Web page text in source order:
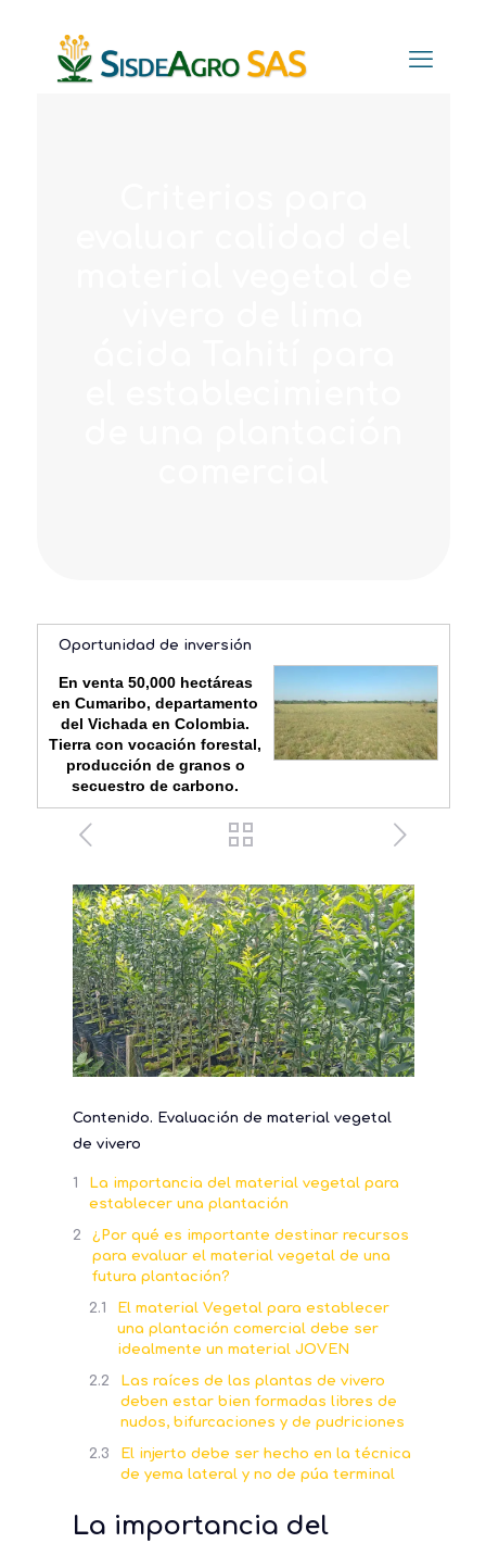
Oportunidad de inversión
En venta 50,000 hectáreas
en Cumaribo, departamento
del Vichada en Colombia.
Tierra con vocación forestal,
producción de granos o
secuestro de carbono.
Contenido. Evaluación de material vegetal
de vivero
La importancia del material vegetal para
establecer una plantación
¿Por qué es importante destinar recursos
para evaluar el material vegetal de una
futura plantación?
El material Vegetal para establecer
una plantación comercial debe ser
idealmente un material JOVEN
Las raíces de las plantas de vivero
deben estar bien formadas libres de
nudos, bifurcaciones y de pudriciones
El injerto debe ser hecho en la técnica
de yema lateral y no de púa terminal
La importancia del